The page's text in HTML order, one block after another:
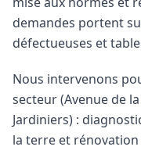
demandes portent
défectueuses et
Nous intervenons
secteur (Avenue de
Jardiniers) :
la terre et